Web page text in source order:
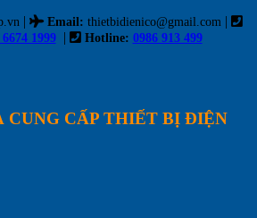
| Email: thietbidienico@gmail.com |
1999 | Hotline: 0986 913 499
CUNG CẤP THIẾT BỊ ĐIỆN